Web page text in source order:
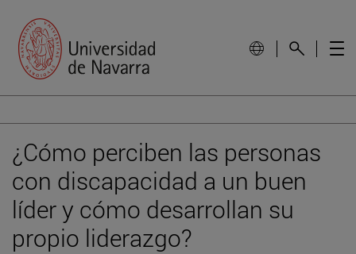
¿Cómo perciben las personas
con discapacidad a un buen
líder y cómo desarrollan su
propio liderazgo?